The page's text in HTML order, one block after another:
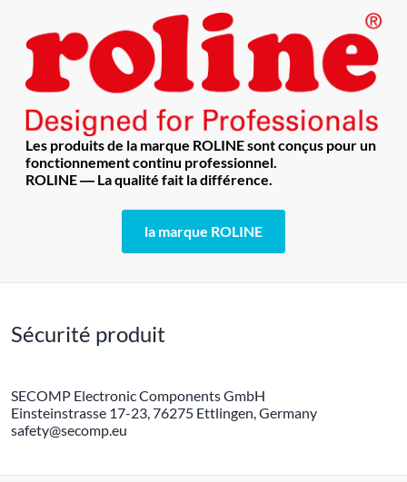
Les produits de la marque ROLINE sont conçus pour un
fonctionnement continu professionnel.
ROLINE ― La qualité fait la différence.
la marque ROLINE
Sécurité produit
SECOMP Electronic Components GmbH
Einsteinstrasse 17-23, 76275 Ettlingen, Germany
safety@secomp.eu